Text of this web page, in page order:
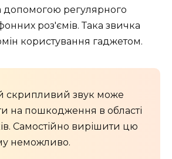
регулярного
роз'ємів. Така звичка
користування гаджетом.
скрипливий звук може
на пошкодження в області
Самостійно вирішити цю
неможливо.